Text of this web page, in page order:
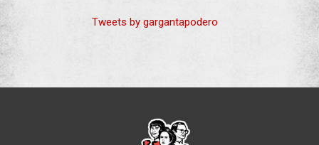
Tweets by gargantapodero